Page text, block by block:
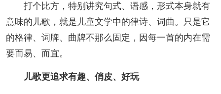
打个比方，特别讲究句式、语感，形式本身就有
意味的儿歌，就是儿童文学中的律诗、词曲。只是它
的格律、词牌、曲牌不那么固定，因每一首的内在需
要而易、而宜。
儿歌更追求有趣、俏皮、好玩